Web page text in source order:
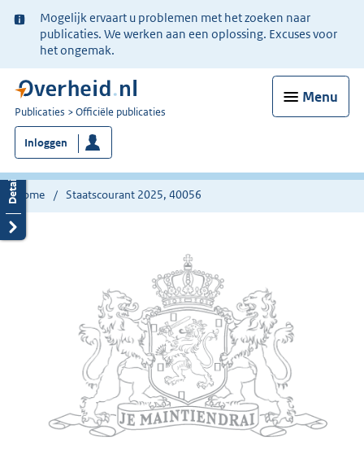
Ter
informatie:
Mogelijk ervaart u problemen met het zoeken naar
publicaties. We werken aan een oplossing. Excuses voor
het ongemak.
Menu
U
bent
nu
hier:
Publicaties Officiële publicaties
Inloggen
Home Staatscourant 2025, 40056